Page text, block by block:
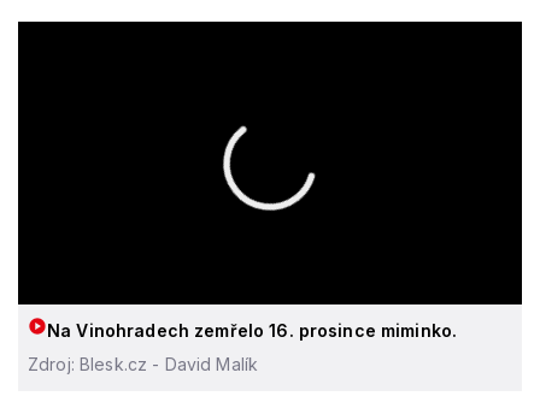
Na Vinohradech zemřelo 16. prosince miminko.
Zdroj: Blesk.cz - David Malík